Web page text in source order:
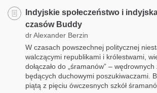
Indyjskie społeczeństwo i
czasów Buddy
dr Alexander Berzin
W czasach powszechnej politycznej
walczącymi republikami i królestwami,
dołączało do „śramanów” –
będących duchowymi poszukiwaczami.
piątą z pięciu ówczesnych szkół